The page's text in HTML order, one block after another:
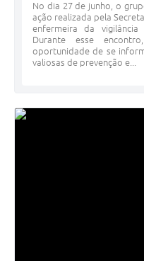
No dia 27 de junho, o
ação realizada pela
enfermeira da vigilância
Durante esse
oportunidade de se
valiosas de prevenção e...